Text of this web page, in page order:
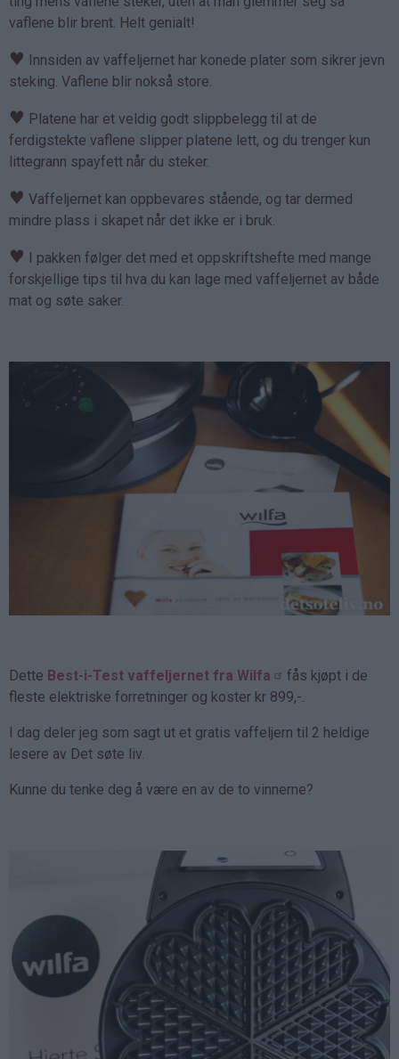
vaflene blir brent. Helt genialt!
♥ Innsiden av vaffeljernet har konede plater som sikrer jevn
steking. Vaflene blir nokså store.
♥ Platene har et veldig godt slippbelegg til at de
ferdigstekte vaflene slipper platene lett, og du trenger kun
littegrann spayfett når du steker.
♥ Vaffeljernet kan oppbevares stående, og tar dermed
mindre plass i skapet når det ikke er i bruk.
♥ I pakken følger det med et oppskriftshefte med mange
forskjellige tips til hva du kan lage med vaffeljernet av både
mat og søte saker.
Dette Best-i-Test vaffeljernet fra Wilfa
fås kjøpt i de
fleste elektriske forretninger og koster kr 899,-.
I dag deler jeg som sagt ut et gratis vaffeljern til 2 heldige
lesere av Det søte liv.
Kunne du tenke deg å være en av de to vinnerne?